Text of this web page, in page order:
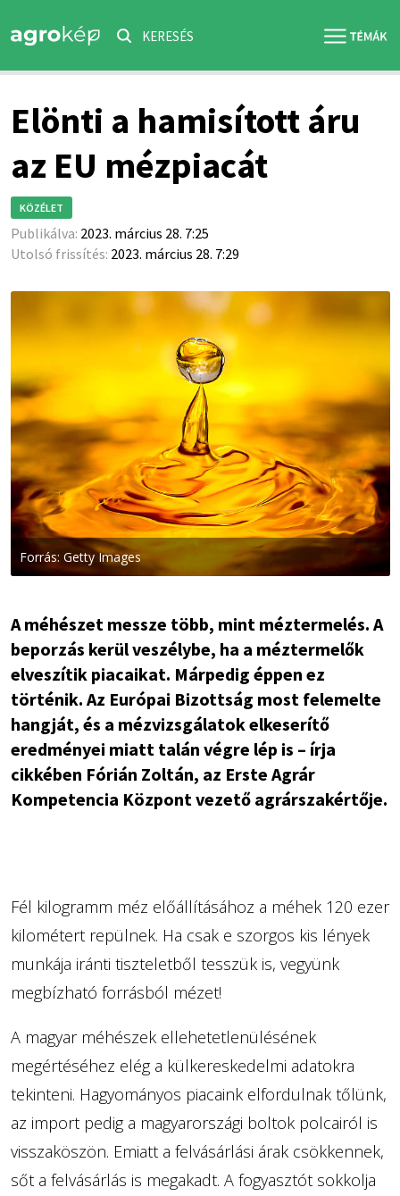
KERESÉS
Elönti a hamisított áru
az EU mézpiacát
KÖZÉLET
Publikálva: 2023. március 28. 7:25
Utolsó frissítés: 2023. március 28. 7:29
Forrás: Getty Images
A méhészet messze több, mint méztermelés. A
beporzás kerül veszélybe, ha a méztermelők
elveszítik piacaikat. Márpedig éppen ez
történik. Az Európai Bizottság most felemelte
hangját, és a mézvizsgálatok elkeserítő
eredményei miatt talán végre lép is – írja
cikkében Fórián Zoltán, az Erste Agrár
Kompetencia Központ vezető agrárszakértője.
Fél kilogramm méz előállításához a méhek 120 ezer
kilométert repülnek. Ha csak e szorgos kis lények
munkája iránti tiszteletből tesszük is, vegyünk
megbízható forrásból mézet!
A magyar méhészek ellehetetlenülésének
megértéséhez elég a külkereskedelmi adatokra
tekinteni. Hagyományos piacaink elfordulnak tőlünk,
az import pedig a magyarországi boltok polcairól is
visszaköszön. Emiatt a felvásárlási árak csökkennek,
sőt a felvásárlás is megakadt. A fogyasztót sokkolja